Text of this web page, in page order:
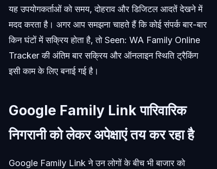
यह उपयोगकर्ताओं को समय, दोहराव और डिजिटल आदतें देखने में
मदद करता है। अगर आप समझना चाहते हैं कि कोई संपर्क बार-बार
किन घंटों में सक्रिय होता है, तो Seen: WA Family Online
Tracker की अंतिम बार सक्रिय और ऑनलाइन स्थिति ट्रैकिंग
इसी काम के लिए बनाई गई है।
Google Family Link पारिवारिक
निगरानी को लेकर अपेक्षाएं तय कर रहा है
Google Family Link ने उन लोगों के बीच भी बाजार को